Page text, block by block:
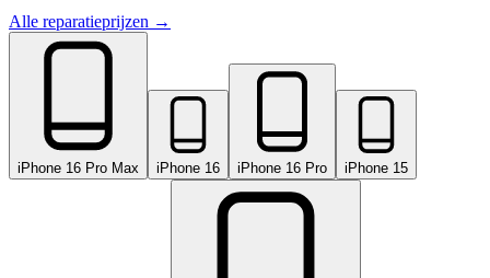
Alle reparatieprijzen →
iPhone 16 Pro Max iPhone 16 iPhone 16 Pro iPhone 15